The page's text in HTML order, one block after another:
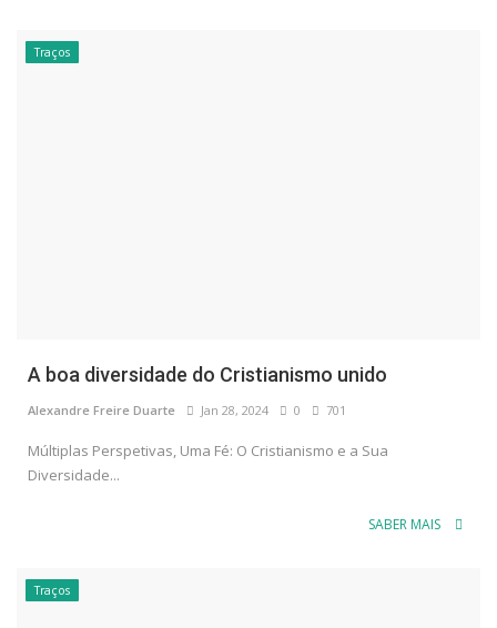
Traços
A boa diversidade do Cristianismo unido
Alexandre Freire Duarte Jan 28, 2024 0 701
Múltiplas Perspetivas, Uma Fé: O Cristianismo e a Sua
Diversidade...
SABER MAIS
Traços